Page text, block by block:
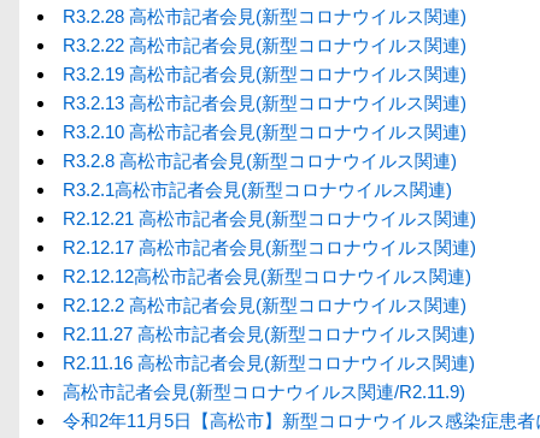
R3.2.28 高松市記者会見(新型コロナウイルス関連)
R3.2.22 高松市記者会見(新型コロナウイルス関連)
R3.2.19 高松市記者会見(新型コロナウイルス関連)
R3.2.13 高松市記者会見(新型コロナウイルス関連)
R3.2.10 高松市記者会見(新型コロナウイルス関連)
R3.2.8 高松市記者会見(新型コロナウイルス関連)
R3.2.1高松市記者会見(新型コロナウイルス関連)
R2.12.21 高松市記者会見(新型コロナウイルス関連)
R2.12.17 高松市記者会見(新型コロナウイルス関連)
R2.12.12高松市記者会見(新型コロナウイルス関連)
R2.12.2 高松市記者会見(新型コロナウイルス関連)
R2.11.27 高松市記者会見(新型コロナウイルス関連)
R2.11.16 高松市記者会見(新型コロナウイルス関連)
高松市記者会見(新型コロナウイルス関連/R2.11.9)
令和2年11月5日【高松市】新型コロナウイルス感染症患者